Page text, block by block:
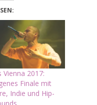
Vienna 2017:
Finale mit
Indie und Hip-